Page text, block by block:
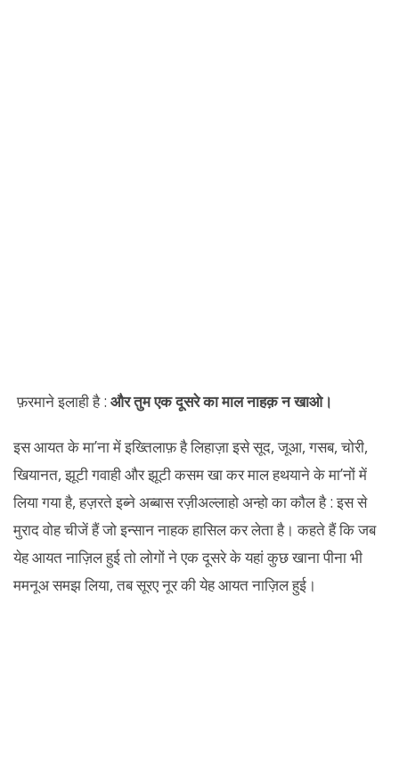
फ़रमाने इलाही है : और तुम एक दूसरे का माल नाहक़ न खाओ।
इस आयत के मा’ना में इख्तिलाफ़ है लिहाज़ा इसे सूद, जूआ, गसब, चोरी,
खियानत, झूटी गवाही और झूटी कसम खा कर माल हथयाने के मा’नों में
लिया गया है, हज़रते इब्ने अब्बास रज़ीअल्लाहो अन्हो का कौल है : इस से
मुराद वोह चीजें हैं जो इन्सान नाहक हासिल कर लेता है। कहते हैं कि जब
येह आयत नाज़िल हुई तो लोगों ने एक दूसरे के यहां कुछ खाना पीना भी
ममनूअ समझ लिया, तब सूरए नूर की येह आयत नाज़िल हुई।